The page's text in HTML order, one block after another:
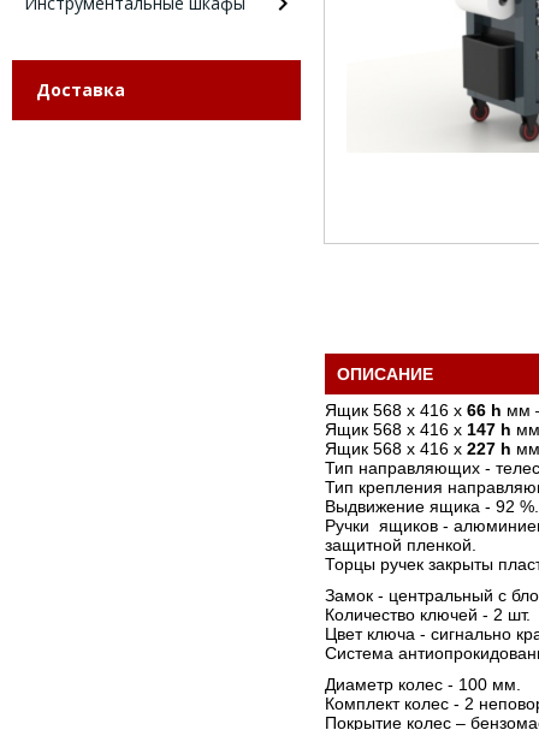
Доставка
ОПИСАНИЕ
Ящик 568 х 416 х 66 h мм
Ящик 568 х 416 х 147 h
Ящик 568 х 416 х 227 h
Тип направляющих -
Тип крепления
Выдвижение ящика - 92 %.
Ручки ящиков -
защитной пленкой.
Торцы ручек закрыты
Замок - центральный с
Количество ключей - 2 шт.
Цвет ключа - сигнально
Система
Диаметр колес - 100 мм.
Комплект колес - 2
Покрытие колес –